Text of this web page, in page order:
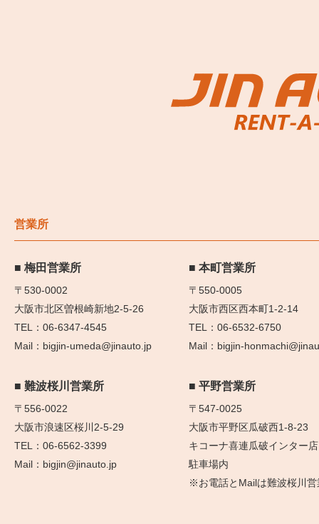
営業所
梅田営業所
〒530-0002
大阪市北区曽根崎新地2-5-26
06-6347-4545
bigjin-umeda@jinauto.jp
本町営業所
〒550-0005
大阪市西区西本町1-2-14
06-6532-6750
bigjin-
難波桜川営業所
〒556-0022
大阪市浪速区桜川2-5-29
06-6562-3399
bigjin@jinauto.jp
平野営業所
〒547-0025
大阪市平野区瓜破西1-8-23
キコーナ喜連瓜破インター店
駐車場内
※お電話とMailは難波桜川営